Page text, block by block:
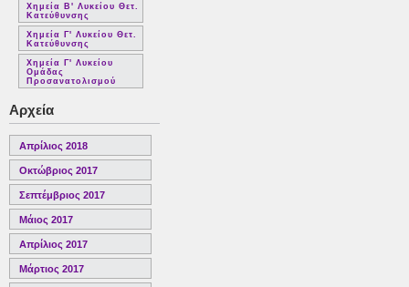
Χημεία Β' Λυκείου Θετ.
Κατεύθυνσης
Χημεία Γ' Λυκείου Θετ.
Κατεύθυνσης
Χημεία Γ' Λυκείου
Ομάδας
Προσανατολισμού
Αρχεία
Απρίλιος 2018
Οκτώβριος 2017
Σεπτέμβριος 2017
Μάιος 2017
Απρίλιος 2017
Μάρτιος 2017